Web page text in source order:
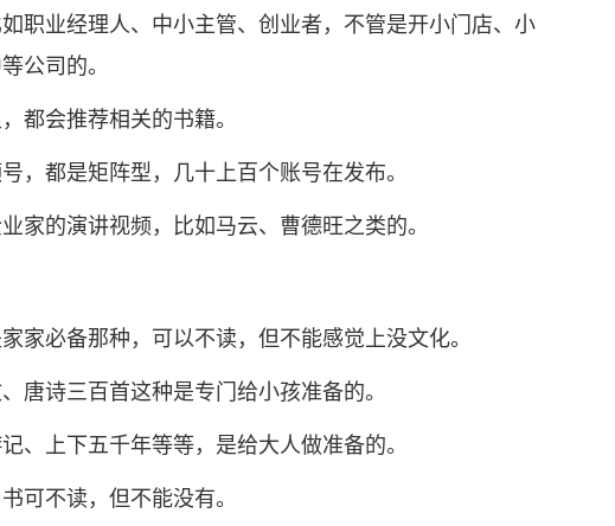
业经理人、中小主管、创业者，不管是开小门店、小
公司的。
会推荐相关的书籍。
都是矩阵型，几十上百个账号在发布。
的演讲视频，比如马云、曹德旺之类的。
必备那种，可以不读，但不能感觉上没文化。
诗三百首这种是专门给小孩准备的。
上下五千年等等，是给大人做准备的。
不读，但不能没有。